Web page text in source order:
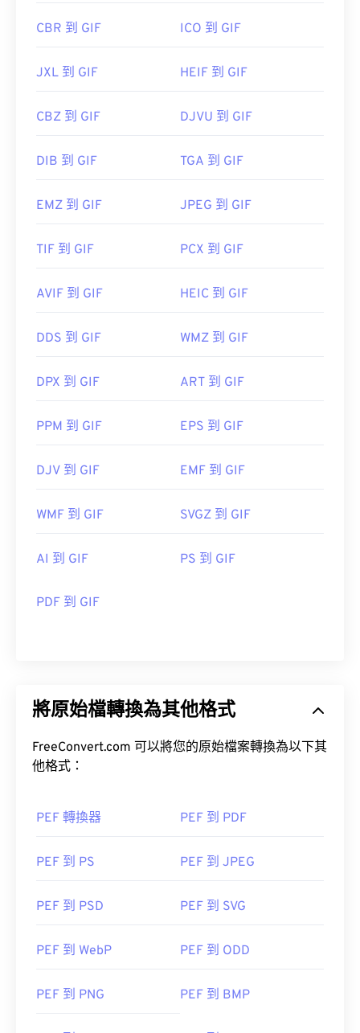
CBR 到 GIF ICO 到 GIF
JXL 到 GIF HEIF 到 GIF
CBZ 到 GIF DJVU 到 GIF
DIB 到 GIF TGA 到 GIF
EMZ 到 GIF JPEG 到 GIF
TIF 到 GIF PCX 到 GIF
AVIF 到 GIF HEIC 到 GIF
DDS 到 GIF WMZ 到 GIF
DPX 到 GIF ART 到 GIF
PPM 到 GIF EPS 到 GIF
DJV 到 GIF EMF 到 GIF
WMF 到 GIF SVGZ 到 GIF
AI 到 GIF PS 到 GIF
PDF 到 GIF
將原始檔轉換為其他格式
FreeConvert.com 可以將您的原始檔案轉換為以下其
他格式：
PEF 轉換器 PEF 到 PDF
PEF 到 PS PEF 到 JPEG
PEF 到 PSD PEF 到 SVG
PEF 到 WebP PEF 到 ODD
PEF 到 PNG PEF 到 BMP